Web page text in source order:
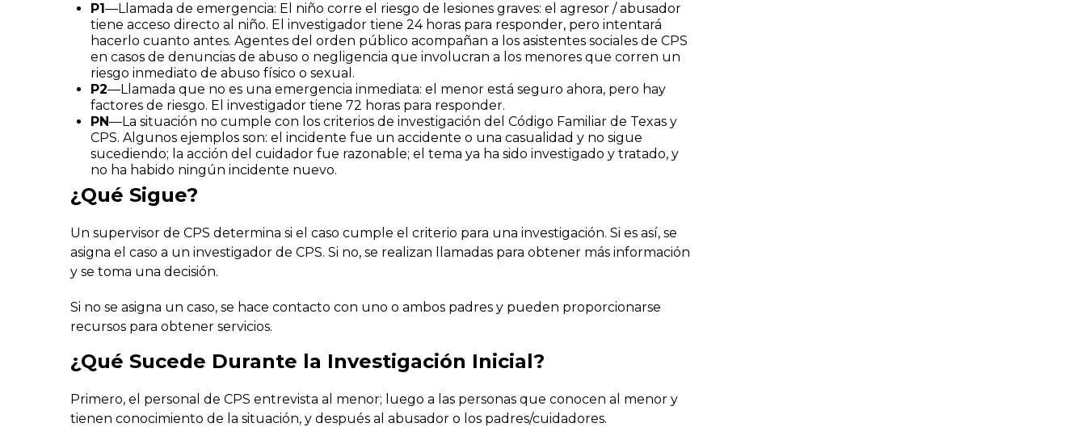
P1—Llamada de emergencia: El niño corre el riesgo de lesiones graves: el agresor / abusador
tiene acceso directo al niño. El investigador tiene 24 horas para responder, pero intentará
hacerlo cuanto antes. Agentes del orden público acompañan a los asistentes sociales de CPS
en casos de denuncias de abuso o negligencia que involucran a los menores que corren un
riesgo inmediato de abuso físico o sexual.
P2—Llamada que no es una emergencia inmediata: el menor está seguro ahora, pero hay
factores de riesgo. El investigador tiene 72 horas para responder.
PN—La situación no cumple con los criterios de investigación del Código Familiar de Texas y
CPS. Algunos ejemplos son: el incidente fue un accidente o una casualidad y no sigue
sucediendo; la acción del cuidador fue razonable; el tema ya ha sido investigado y tratado, y
no ha habido ningún incidente nuevo.
¿Qué Sigue?
Un supervisor de CPS determina si el caso cumple el criterio para una investigación. Si es así, se
asigna el caso a un investigador de CPS. Si no, se realizan llamadas para obtener más información
y se toma una decisión.
Si no se asigna un caso, se hace contacto con uno o ambos padres y pueden proporcionarse
recursos para obtener servicios.
¿Qué Sucede Durante la Investigación Inicial?
Primero, el personal de CPS entrevista al menor; luego a las personas que conocen al menor y
tienen conocimiento de la situación, y después al abusador o los padres/cuidadores.